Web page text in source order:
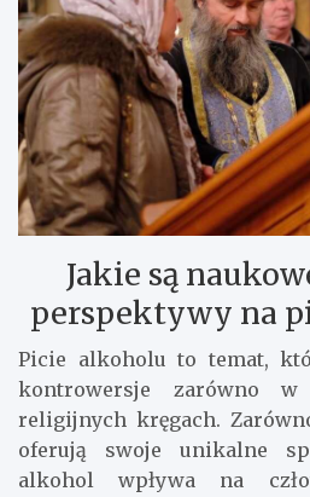
Jakie są
perspektywy na
Picie alkoholu to temat,
kontrowersje zarówno
religijnych kręgach.
oferują swoje unikalne
alkohol wpływa na